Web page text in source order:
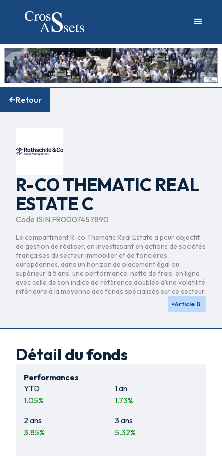
Retour
R-CO THEMATIC REAL
ESTATE C
Code ISIN:FR0007457890
Le compartiment R-co Thematic Real Estate a pour objectif
de gestion de réaliser, en investissant en actions de sociétés
françaises du secteur immobilier et de foncières
européennes, dans un horizon de placement égal ou
supérieur à 5 ans, une performance, nette de frais, en ligne
avec celle de son indice de référence doublée d’une volatilité
inférieure à la moyenne des fonds spécialisés sur ce secteur.
Article 8
Détail du fonds
Performances
YTD
1.05%
1 an
1.73%
2 ans
3.85%
3 ans
5.32%